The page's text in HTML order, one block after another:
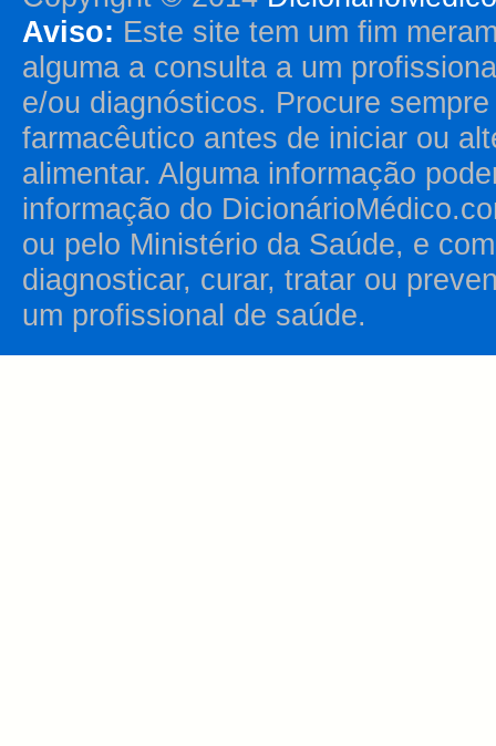
Aviso: Este site tem um fim
alguma a consulta a um
e/ou diagnósticos. Procure
farmacêutico antes de iniciar ou
alimentar. Alguma informação
informação do
ou pelo Ministério da Saúde, e
diagnosticar, curar, tratar ou
um profissional de saúde.